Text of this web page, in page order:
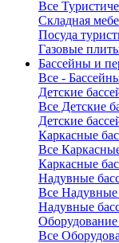
Все
Складная
Посуда
Газовые
Бассейны и
Все -
Детские
Все Детские
Детские
Каркасные
Все
Каркасные
Надувные
Все Надувные
Надувные
Оборудование
Все